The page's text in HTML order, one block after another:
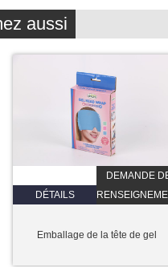
aussi
DÉTAILS
DEMANDE
Emballage de la tête de gel